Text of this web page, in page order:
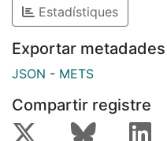
Estadístiques
Exportar metadades
JSON - METS
Compartir registre